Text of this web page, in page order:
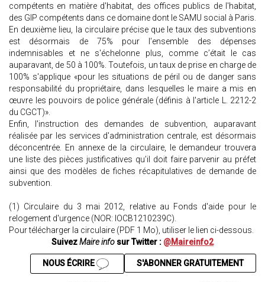
compétents en matière d'habitat, des offices publics de l'habitat,
des GIP compétents dans ce domaine dont le SAMU social à Paris.
En deuxième lieu, la circulaire précise que le taux des subventions
est désormais de 75% pour l'ensemble des dépenses
indemnisables et ne s'échelonne plus, comme c’était le cas
auparavant, de 50 à 100%. Toutefois, un taux de prise en charge de
100% s'applique «pour les situations de péril ou de danger sans
responsabilité du propriétaire, dans lesquelles le maire a mis en
œuvre les pouvoirs de police générale (définis à l'article L. 2212-2
du CGCT)».
Enfin, l'instruction des demandes de subvention, auparavant
réalisée par les services d'administration centrale, est désormais
déconcentrée. En annexe de la circulaire, le demandeur trouvera
une liste des pièces justificatives qu’il doit faire parvenir au préfet
ainsi que des modèles de fiches récapitulatives de demande de
subvention.
(1) Circulaire du 3 mai 2012, relative au Fonds d'aide pour le
relogement d'urgence (NOR: IOCB1210239C).
Pour télécharger la circulaire (PDF 1 Mo), utiliser le lien ci-dessous.
SuivezMaire info sur Twitter : @Maireinfo2
S'ABONNER GRATUITEMENT
NOUS ÉCRIRE